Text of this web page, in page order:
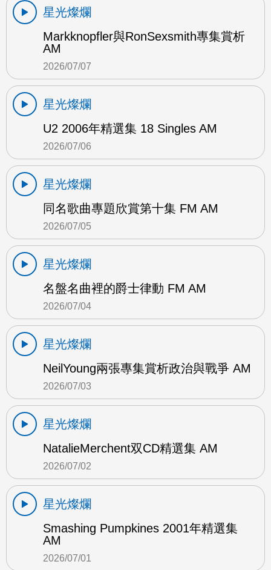
星光燦爛
Markknopfler與RonSexsmith專集賞析
AM
2026/07/07
星光燦爛
U2 2006年精選集 18 Singles AM
2026/07/06
星光燦爛
同名歌曲專題欣賞第十集 FM AM
2026/07/05
星光燦爛
名盤名曲裡的爵士律動 FM AM
2026/07/04
星光燦爛
NeilYoung兩張專集賞析政治與戰爭 AM
2026/07/03
星光燦爛
NatalieMerchent双CD精選集 AM
2026/07/02
星光燦爛
Smashing Pumpkines 2001年精選集
AM
2026/07/01